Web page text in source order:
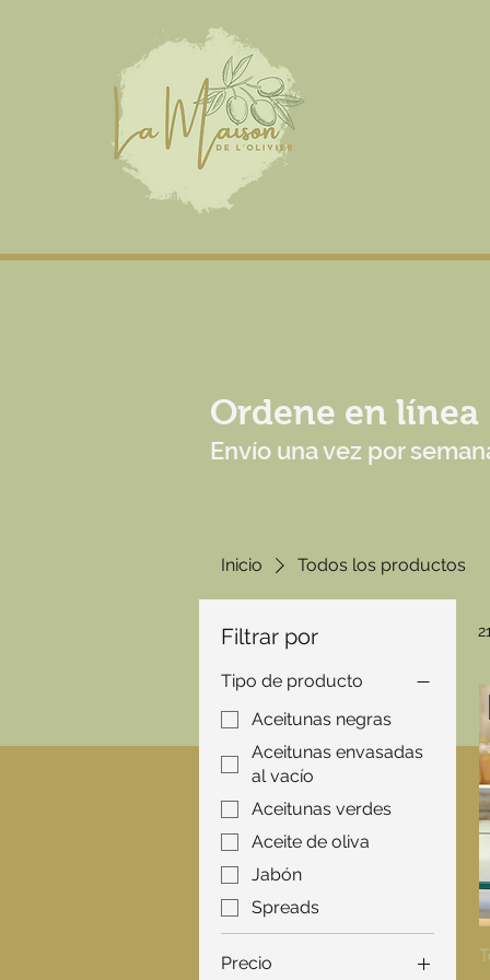
Ordene en línea
Envío una vez por
Inicio Todos los productos
Filtrar por
Tipo de producto
Aceitunas negras
Aceitunas envasadas
al vacío
Aceitunas verdes
Aceite de oliva
Jabón
Spreads
Precio